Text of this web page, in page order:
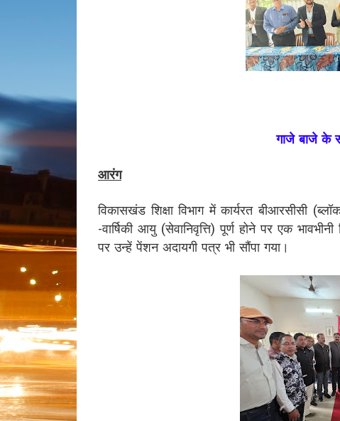
गाजे बाजे के
आरंग
विकासखंड शिक्षा विभाग में कार्यरत बीआरसीसी
-वार्षिकी आयु (सेवानिवृत्ति) पूर्ण होने पर एक
पर उन्हें पेंशन अदायगी पत्र भी सौंपा गया।